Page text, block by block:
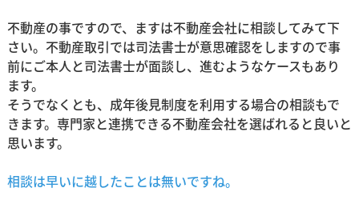
不動産の事ですので、ますは不動産会社に相談してみて下
さい。不動産取引では司法書士が意思確認をしますので事
前にご本人と司法書士が面談し、進むようなケースもあり
ます。
そうでなくとも、成年後見制度を利用する場合の相談もで
きます。専門家と連携できる不動産会社を選ばれると良いと
思います。
相談は早いに越したことは無いですね。